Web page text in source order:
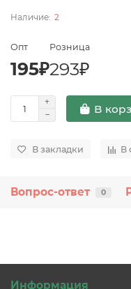
2
Опт
195₽
Розница
293₽
В
В закладки В
Вопрос-ответ 0
Информация